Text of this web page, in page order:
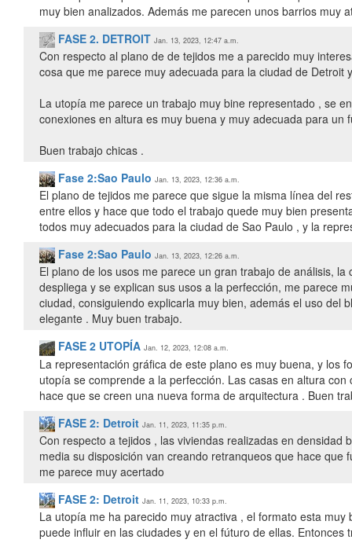
muy bien analizados. Además me parecen unos barrios muy
FASE 2. DETROIT Jan. 13, 2023, 12:47 a.m.
Con respecto al plano de de tejidos me a parecido muy
cosa que me parece muy adecuada para la ciudad de
La utopía me parece un trabajo muy bine representado , se
conexiones en altura es muy buena y muy adecuada para un
Buen trabajo chicas .
Fase 2:Sao Paulo Jan. 13, 2023, 12:36 a.m.
El plano de tejidos me parece que sigue la misma línea del
entre ellos y hace que todo el trabajo quede muy bien
todos muy adecuados para la ciudad de Sao Paulo , y la
Fase 2:Sao Paulo Jan. 13, 2023, 12:26 a.m.
El plano de los usos me parece un gran trabajo de análisis,
despliega y se explican sus usos a la perfección, me parece
ciudad, consiguiendo explicarla muy bien, además el uso del
elegante . Muy buen trabajo.
FASE 2 UTOPÍA Jan. 12, 2023, 12:08 a.m.
La representación gráfica de este plano es muy buena, y los
utopía se comprende a la perfección. Las casas en altura
hace que se creen una nueva forma de arquitectura . Buen
FASE 2: Detroit Jan. 11, 2023, 11:35 p.m.
Con respecto a tejidos , las viviendas realizadas en
media su disposición van creando retranqueos que hace
me parece muy acertado
FASE 2: Detroit Jan. 11, 2023, 10:33 p.m.
La utopía me ha parecido muy atractiva , el formato esta
puede influir en las ciudades y en el fúturo de ellas.